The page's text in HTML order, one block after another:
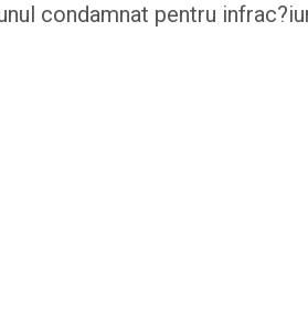
condamnat pentru